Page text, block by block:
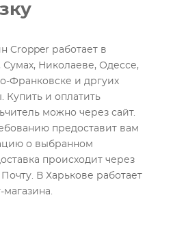
Cropper работает в
Сумах, Николаеве, Одессе,
Франковске и дргуих
Купить и оплатить
можно через сайт.
предоставит вам
о выбранном
происходит через
В Харькове работает